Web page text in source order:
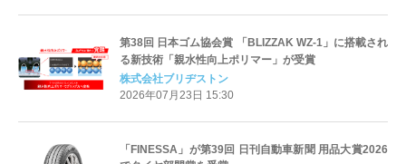
第38回 日本ゴム協会賞 「BLIZZAK WZ-1」に搭載され
る新技術「親水性向上ポリマー」が受賞
株式会社ブリヂストン
2026年07月23日 15:30
「FINESSA」が第39回 日刊自動車新聞 用品大賞2026